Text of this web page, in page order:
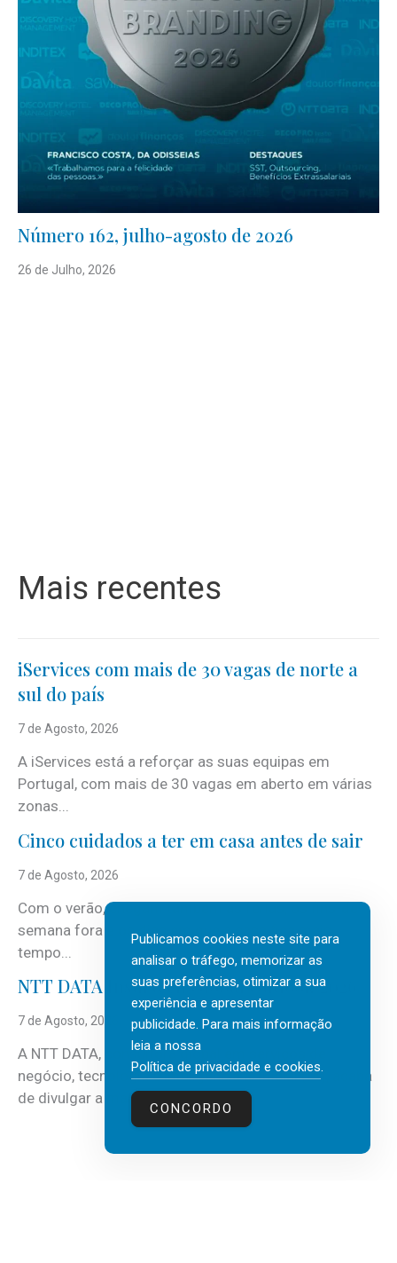
Número 162, julho-agosto de 2026
26 de Julho, 2026
Mais recentes
iServices com mais de 30 vagas de norte a
sul do país
7 de Agosto, 2026
A iServices está a reforçar as suas equipas em
Portugal, com mais de 30 vagas em aberto em várias
zonas...
Cinco cuidados a ter em casa antes de sair
7 de Agosto, 2026
Com o verão, chegam também as férias, os fins-de-
semana fora e os dias em que a casa fica mais
tempo...
NTT DATA Insurtech Global Outlook 2026
7 de Agosto, 2026
A NTT DATA, consultora global em serviços de
negócio, tecnologia e inteligência artificial (IA), acaba
de divulgar a mais recente...
Publicamos cookies neste site para
analisar o tráfego, memorizar as
suas preferências, otimizar a sua
experiência e apresentar
publicidade. Para mais informação
leia a nossa
Política de privacidade e cookies.
CONCORDO